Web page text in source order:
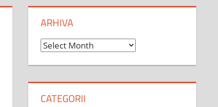
ARHIVA
Arhiva
CATEGORII